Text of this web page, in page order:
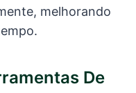
melhorando
De